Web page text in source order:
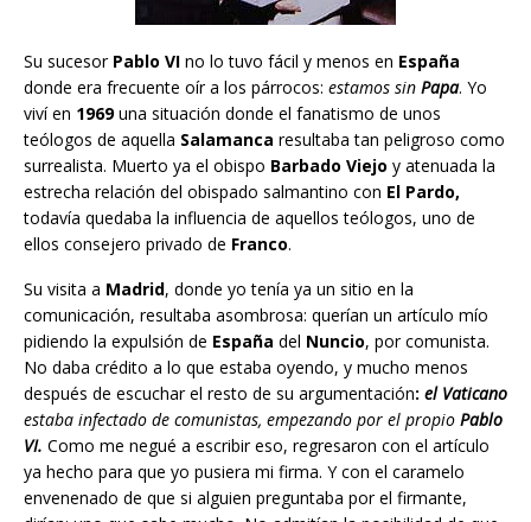
Su sucesor Pablo VI no lo tuvo fácil y menos en España
donde era frecuente oír a los párrocos: estamos sin Papa. Yo
viví en 1969una situación donde el fanatismo de unos
teólogos de aquella Salamanca resultaba tan peligroso como
surrealista. Muerto ya el obispo Barbado Viejo y atenuada la
estrecha relación del obispado salmantino con El Pardo,
todavía quedaba la influencia de aquellos teólogos, uno de
ellos consejero privado de Franco.
Su visita a Madrid, donde yo tenía ya un sitio en la
comunicación, resultaba asombrosa: querían un artículo mío
pidiendo la expulsión de España del Nuncio, por comunista.
No daba crédito a lo que estaba oyendo, y mucho menos
después de escuchar el resto de su argumentación: el Vaticano
estaba infectado de comunistas, empezando por el propio Pablo
VI. Como me negué a escribir eso, regresaron con el artículo
ya hecho para que yo pusiera mi firma. Y con el caramelo
envenenado de que si alguien preguntaba por el firmante,